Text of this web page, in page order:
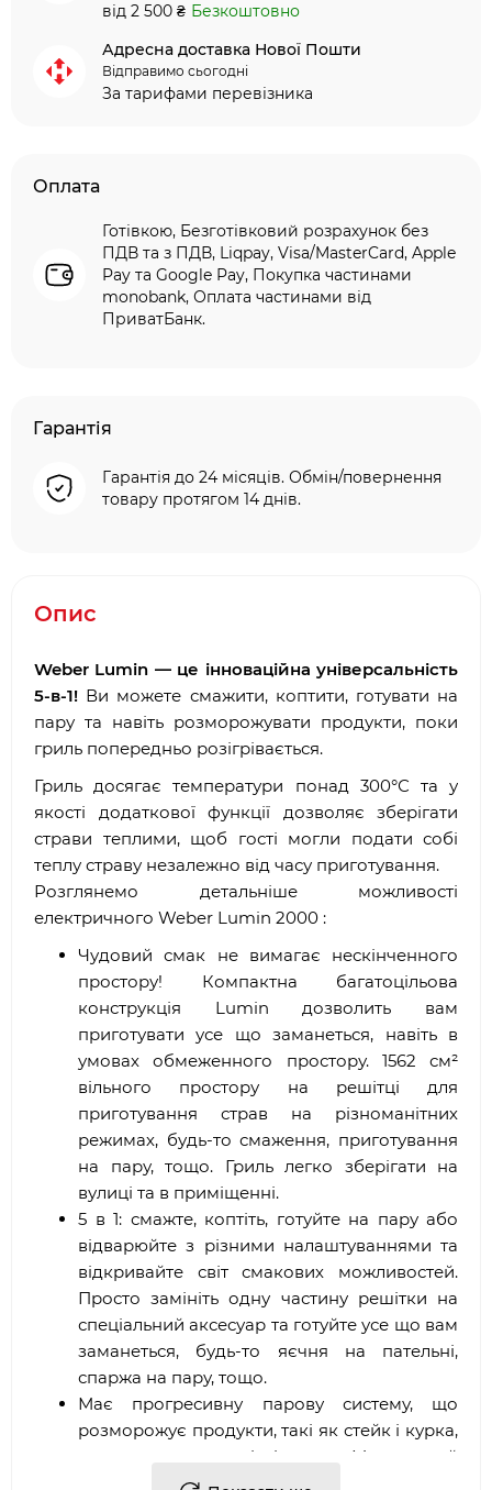
від 2 500 ₴ Безкоштовно
Адресна доставка Нової Пошти
Відправимо сьогодні
За тарифами перевізника
Оплата
Готівкою, Безготівковий розрахунок без
ПДВ та з ПДВ, Liqpay, Visa/MasterCard, Apple
Pay та Google Pay, Покупка частинами
monobank, Оплата частинами від
ПриватБанк.
Гарантія
Гарантія до 24 місяців. Обмін/повернення
товару протягом 14 днів.
Опис
Weber Lumin — це інноваційна універсальність
5-в-1! Ви можете смажити, коптити, готувати на
пару та навіть розморожувати продукти, поки
гриль попередньо розігрівається.
Гриль досягає температури понад 300°С та у
якості додаткової функції дозволяє зберігати
страви теплими, щоб гості могли подати собі
теплу страву незалежно від часу приготування.
Розглянемо детальніше можливості
електричного Weber Lumin 2000 :
Чудовий смак не вимагає нескінченного
простору! Компактна багатоцільова
конструкція Lumin дозволить вам
приготувати усе що заманеться, навіть в
умовах обмеженного простору. 1562 см²
вільного простору на решітці для
приготування страв на різноманітних
режимах, будь-то смаження, приготування
на пару, тощо. Гриль легко зберігати на
вулиці та в приміщенні.
5 в 1: смажте, коптіть, готуйте на пару або
відварюйте з різними налаштуваннями та
відкривайте світ смакових можливостей.
Просто замініть одну частину решітки на
спеціальний аксесуар та готуйте усе що вам
заманеться, будь-то яєчня на пательні,
спаржа на пару, тощо.
Має прогресивну парову систему, що
розморожує продукти, такі як стейк і курка,
поки ваш гриль розігрівається. Максильний
рівень комфорту для тих, хто полюбляє